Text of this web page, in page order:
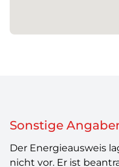
Sonstige
Der Energieausweis
nicht vor. Er ist